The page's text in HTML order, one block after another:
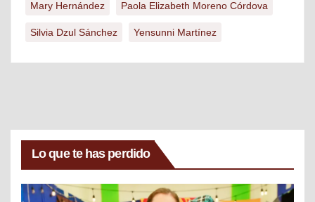
Mary Hernández Paola Elizabeth Moreno Córdova
Silvia Dzul Sánchez Yensunni Martínez
Lo que te has perdido